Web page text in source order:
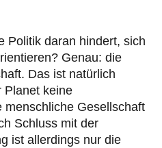
Politik daran hindert, sich
Genau: die
Das ist natürlich
Planet keine
menschliche Gesellschaft
Schluss mit der
ist allerdings nur die